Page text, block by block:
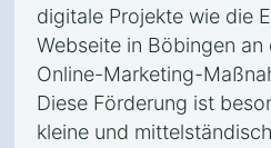
digitale Projekte wie die
Webseite in Böbingen an
Online-Marketing-
Diese Förderung ist
kleine und